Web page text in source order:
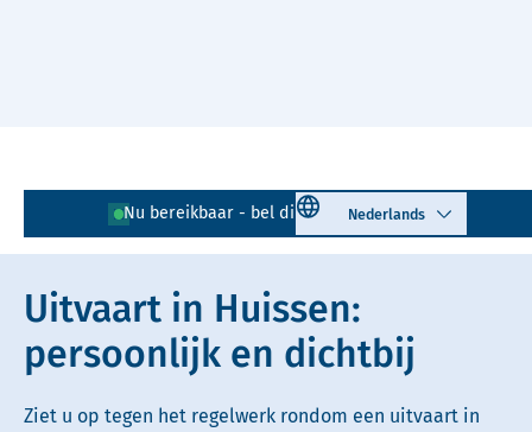
Nu bereikbaar - bel direct! 026 - 203 03 05
Select language
Lees voor Uitleg woorden
Simpele tekst
Uitvaart in Huissen:
persoonlijk en dichtbij
Ziet u op tegen het regelwerk rondom een uitvaart in